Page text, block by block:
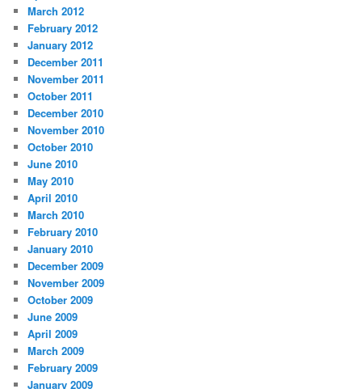
March 2012
February 2012
January 2012
December 2011
November 2011
October 2011
December 2010
November 2010
October 2010
June 2010
May 2010
April 2010
March 2010
February 2010
January 2010
December 2009
November 2009
October 2009
June 2009
April 2009
March 2009
February 2009
January 2009